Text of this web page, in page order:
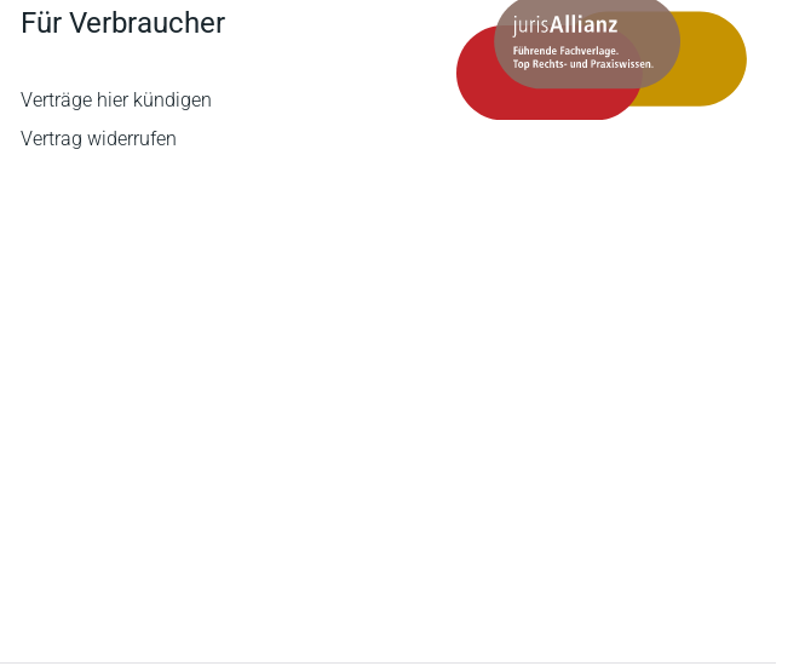
Für Verbraucher
Verträge hier kündigen
Vertrag widerrufen